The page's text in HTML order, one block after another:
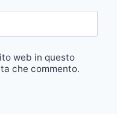
web in questo
che commento.